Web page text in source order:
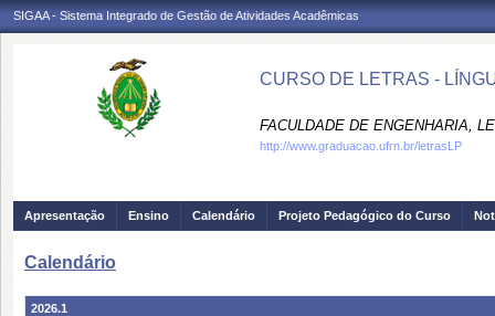
SIGAA - Sistema Integrado de Gestão de Atividades Acadêmicas
CURSO DE LETRAS -
FACULDADE DE ENGENHARIA,
http://www.graduacao.ufrn.br/letrasLP
Apresentação Ensino Calendário Projeto Pedagógico do Curso
Calendário
2026.1